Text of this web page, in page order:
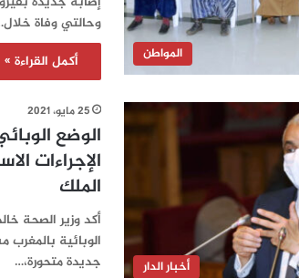
المواطن
وحالتي وفاة
أكمل القراءة »
أخبار الدار
25 مايو، 2021
الوضع
الإجراءات
الملك
أكد وزير الصحة
الوبائية
جديدة متحورة،…